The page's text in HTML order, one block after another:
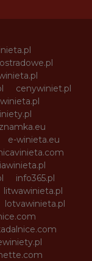
cenywiniet.pl
e-winieta.eu
info365.pl
litwawinieta.pl
lotvawinieta.pl